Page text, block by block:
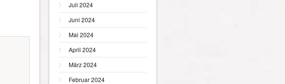
Juli 2024
Juni 2024
Mai 2024
April 2024
März 2024
Februar 2024